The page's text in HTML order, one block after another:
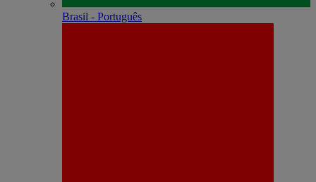
Brasil - Português